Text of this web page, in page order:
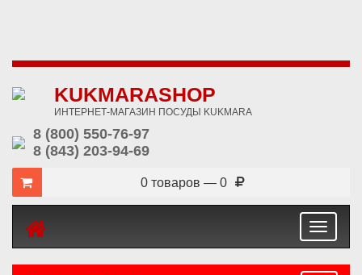
KUKMARASHOP
ИНТЕРНЕТ-МАГАЗИН ПОСУДЫ KUKMARA
8 (800) 550-76-97
8 (843) 203-94-69
0 товаров — 0
Toggle